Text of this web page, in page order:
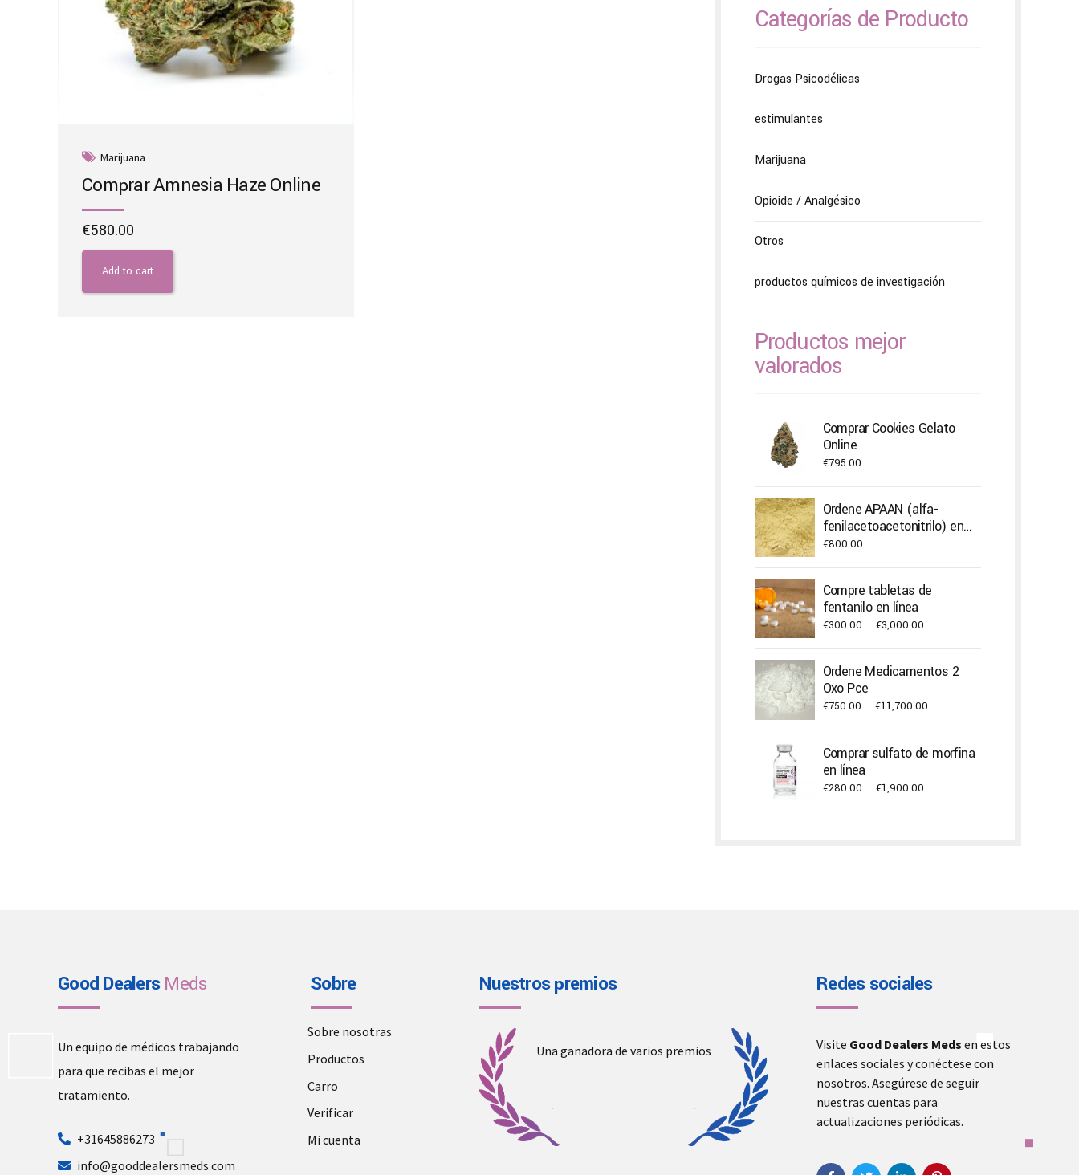
Marijuana
Comprar Amnesia Haze Online
€580.00
Add to cart
Categorías de Producto
Drogas Psicodélicas
estimulantes
Marijuana
Opioide / Analgésico
Otros
productos químicos de investigación
Productos mejor
valorados
Comprar Cookies Gelato
Online
€795.00
Ordene APAAN (alfa-
fenilacetoacetonitrilo) en
línea
€800.00
Compre tabletas de
fentanilo en línea
€300.00 – €3,000.00Price
€300.00
€3,000.00
Ordene Medicamentos 2
Oxo Pce
€750.00 – €11,700.00Price
€750.00
Comprar sulfato de morfina
en línea
€280.00 – €1,900.00Price
Good DealersMeds
Un equipo de médicos trabajando
para que recibas el mejor
tratamiento.
+31645886273
info@gooddealersmeds.com
Sobre
Sobre nosotras
Productos
Carro
Verificar
Mi cuenta
Nuestros premios
Una ganadora de varios premios
Redes sociales
Visite Good Dealers Meds en estos
enlaces sociales y conéctese con
nosotros. Asegúrese de seguir
nuestras cuentas para
actualizaciones periódicas.